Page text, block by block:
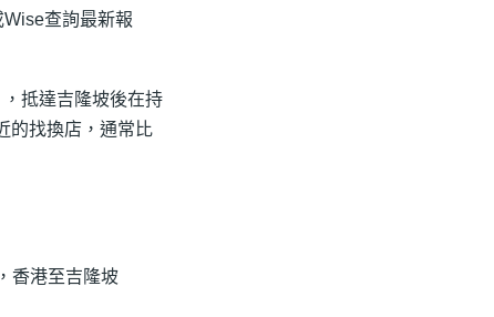
查詢最新報
抵達吉隆坡後在持
的找換店，通常比
香港至吉隆坡